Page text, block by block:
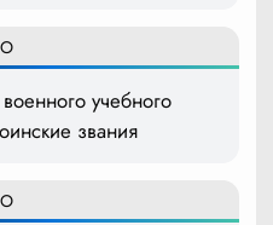
учебного
звания